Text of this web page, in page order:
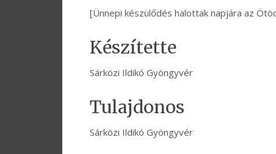
[Ünnepi készülődés halottak napjára az
Készítette
Sárközi Ildikó Gyöngyvér
Tulajdonos
Sárközi Ildikó Gyöngyvér